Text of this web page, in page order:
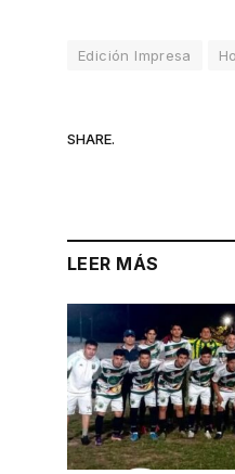
Edición Impresa
SHARE.
LEER MÁS